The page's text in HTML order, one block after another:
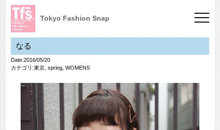
Tokyo Fashion Snap
なる
Date:2016/05/20
カテゴリ:東京, spring, WOMENS